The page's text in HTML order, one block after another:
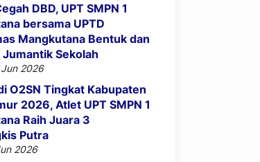
DBD, UPT SMPN 1
bersama UPTD
Mangkutana Bentuk dan
Jumantik Sekolah
2026
O2SN Tingkat Kabupaten
2026, Atlet UPT SMPN 1
Raih Juara 3
Putra
2026